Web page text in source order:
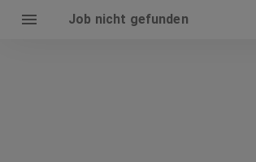
Job nicht gefunden